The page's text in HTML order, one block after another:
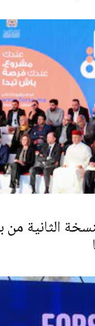
الثانية